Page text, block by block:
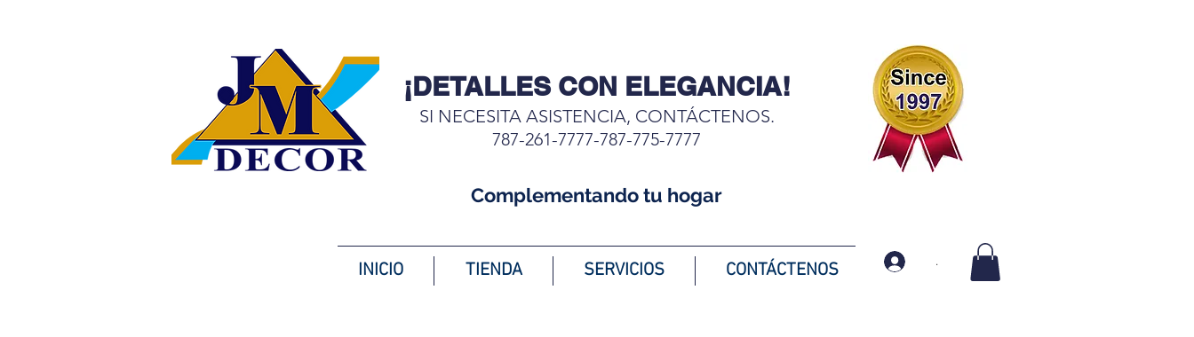
¡DETALLES CON ELEGANCIA!
SI NECESITA ASISTENCIA, CONTÁCTENOS.
787-261-7777-787-775-7777
Complementando tu hogar
INICIO TIENDA SERVICIOS CONTÁCTENOS .